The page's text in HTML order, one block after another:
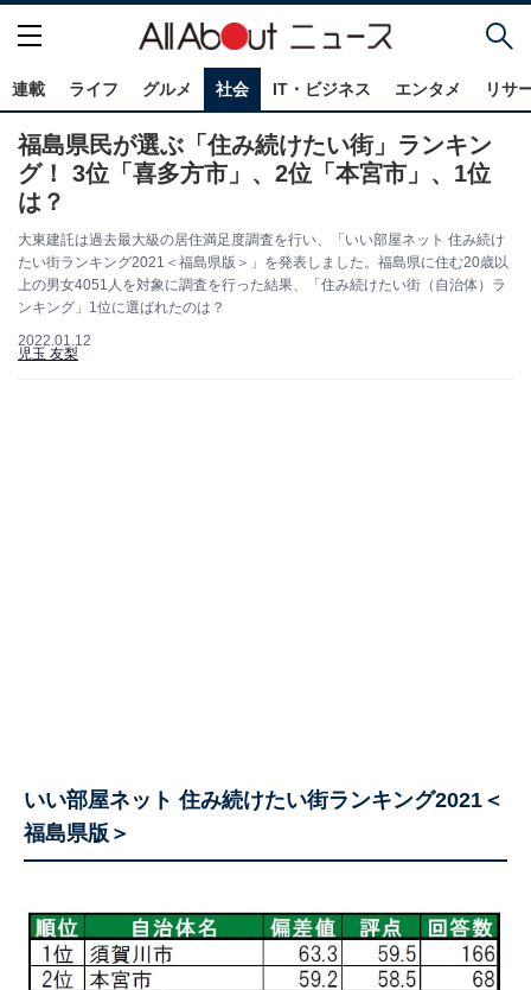
連載 ライフ グルメ 社会 IT・ビジネス エンタメ リサ
福島県民が選ぶ「住み続けたい街」ランキン
グ！ 3位「喜多方市」、2位「本宮市」、1位
は？
大東建託は過去最大級の居住満足度調査を行い、「いい部屋ネット 住み続け
たい街ランキング2021＜福島県版＞」を発表しました。福島県に住む20歳以
上の男女4051人を対象に調査を行った結果、「住み続けたい街（自治体）ラ
ンキング」1位に選ばれたのは？
2022.01.12
児玉 友梨
いい部屋ネット 住み続けたい街ランキング2021＜
福島県版＞